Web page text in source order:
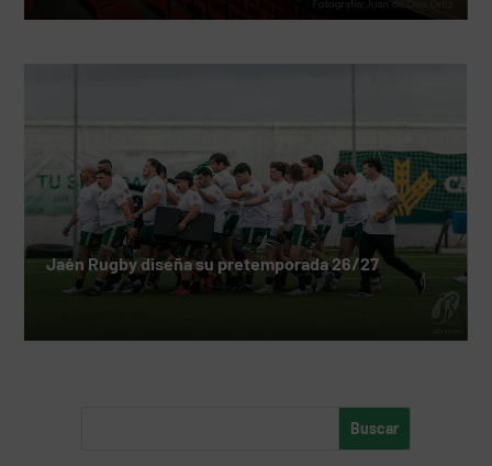
Jaén Rugby diseña su pretemporada 26/27